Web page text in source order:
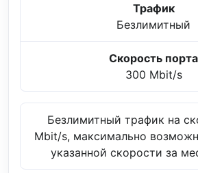
Трафик
Безлимитный
Скорость порта
300 Mbit/s
Безлимитный трафик на
Mbit/s, максимально
указанной скорости за